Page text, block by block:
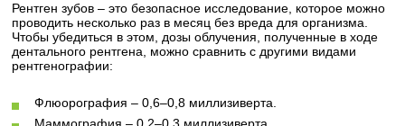
Рентген зубов – это безопасное исследование, которое можно
проводить несколько раз в месяц без вреда для организма.
Чтобы убедиться в этом, дозы облучения, полученные в ходе
дентального рентгена, можно сравнить с другими видами
рентгенографии:
Флюорография – 0,6–0,8 миллизиверта.